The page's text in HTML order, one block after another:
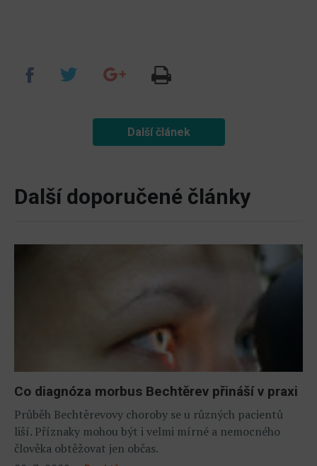
Další článek
Další doporučené články
Co diagnóza morbus Bechtěrev přináší v praxi
Průběh Bechtěrevovy choroby se u různých pacientů
liší. Příznaky mohou být i velmi mírné a nemocného
člověka obtěžovat jen občas.